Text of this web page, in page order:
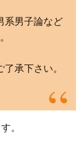
系男子論など
承下さい。
。